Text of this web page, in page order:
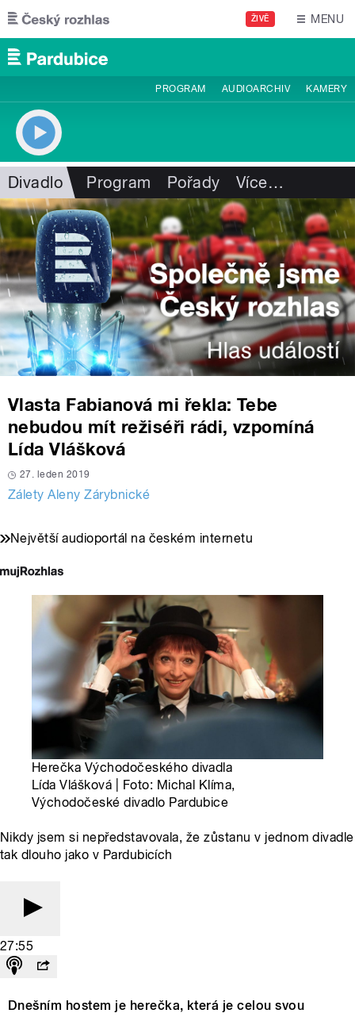
Přejít k hlavnímu obsahu
ŽIVĚ MENU
PROGRAM AUDIOARCHIV KAMERY
Divadlo Program Pořady Více…
Vlasta Fabianová mi řekla: Tebe
nebudou mít režiséři rádi, vzpomíná
Lída Vlášková
27. leden 2019
Zálety Aleny Zárybnické
Největší audioportál na českém internetu
Herečka Východočeského divadla
Lída Vlášková | Foto: Michal Klíma,
Východočeské divadlo Pardubice
Nikdy jsem si nepředstavovala, že zůstanu v jednom divadle
tak dlouho jako v Pardubicích
27:55
Dnešním hostem je herečka, která je celou svou